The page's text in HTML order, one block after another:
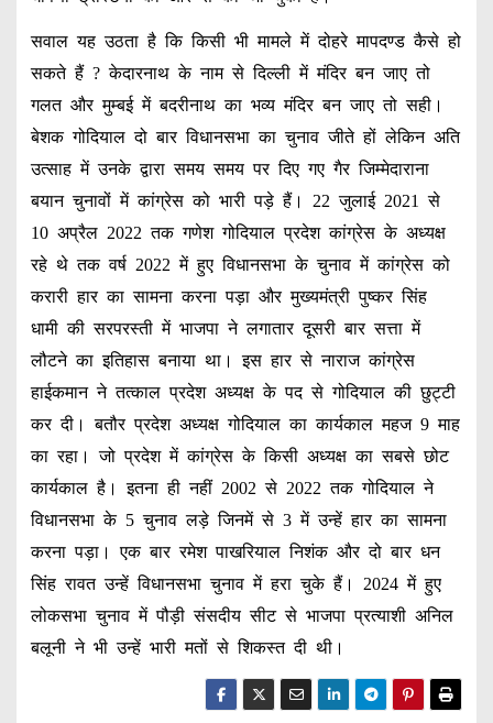
सवाल यह उठता है कि किसी भी मामले में दोहरे मापदण्ड कैसे हो
सकते हैं ? केदारनाथ के नाम से दिल्ली में मंदिर बन जाए तो
गलत और मुम्बई में बदरीनाथ का भव्य मंदिर बन जाए तो सही।
बेशक गोदियाल दो बार विधानसभा का चुनाव जीते हों लेकिन अति
उत्साह में उनके द्वारा समय समय पर दिए गए गैर जिम्मेदाराना
बयान चुनावों में कांग्रेस को भारी पड़े हैं। 22 जुलाई 2021 से
10 अप्रैल 2022 तक गणेश गोदियाल प्रदेश कांग्रेस के अध्यक्ष
रहे थे तक वर्ष 2022 में हुए विधानसभा के चुनाव में कांग्रेस को
करारी हार का सामना करना पड़ा और मुख्यमंत्री पुष्कर सिंह
धामी की सरपरस्ती में भाजपा ने लगातार दूसरी बार सत्ता में
लौटने का इतिहास बनाया था। इस हार से नाराज कांग्रेस
हाईकमान ने तत्काल प्रदेश अध्यक्ष के पद से गोदियाल की छुट्टी
कर दी। बतौर प्रदेश अध्यक्ष गोदियाल का कार्यकाल महज 9 माह
का रहा। जो प्रदेश में कांग्रेस के किसी अध्यक्ष का सबसे छोट
कार्यकाल है। इतना ही नहीं 2002 से 2022 तक गोदियाल ने
विधानसभा के 5 चुनाव लड़े जिनमें से 3 में उन्हें हार का सामना
करना पड़ा। एक बार रमेश पाखरियाल निशंक और दो बार धन
सिंह रावत उन्हें विधानसभा चुनाव में हरा चुके हैं। 2024 में हुए
लोकसभा चुनाव में पौड़ी संसदीय सीट से भाजपा प्रत्याशी अनिल
बलूनी ने भी उन्हें भारी मतों से शिकस्त दी थी।